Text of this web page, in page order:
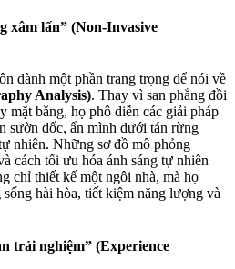
xâm lấn” (Non-Invasive
dành một phần trang trọng để nói về
Analysis). Thay vì san phẳng đồi
mặt bằng, họ phô diễn các giải pháp
sườn dốc, ẩn mình dưới tán rừng
nhiên. Những sơ đồ mô phỏng
cách tối ưu hóa ánh sáng tự nhiên
chỉ thiết kế một ngôi nhà, mà họ
hài hòa, tiết kiệm năng lượng và
trải nghiệm” (Experience